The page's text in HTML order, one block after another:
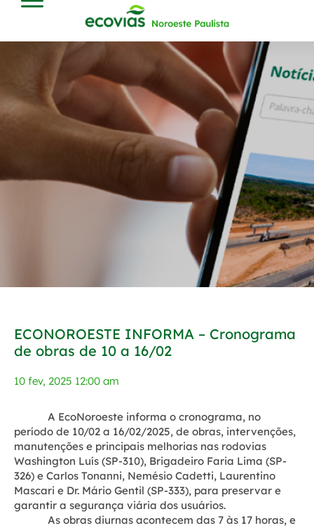
ECONOROESTE INFORMA – Cronograma
de obras de 10 a 16/02
10 fev, 2025 12:00 am
A EcoNoroeste informa o cronograma, no
período de 10/02 a 16/02/2025, de obras, intervenções,
manutenções e principais melhorias nas rodovias
Washington Luís (SP-310), Brigadeiro Faria Lima (SP-
326) e Carlos Tonanni, Nemésio Cadetti, Laurentino
Mascari e Dr. Mário Gentil (SP-333), para preservar e
garantir a segurança viária dos usuários.
As obras diurnas acontecem das 7 às 17 horas, e